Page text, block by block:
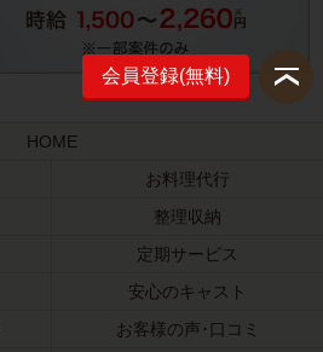
会員登録(無料)
HOME
お料理代行
整理収納
定期サービス
安心のキャスト
お客様の声･口コミ